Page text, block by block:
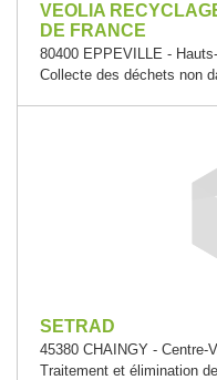
VEOLIA
DE FRANCE
80400 EPPEVILLE -
Collecte des déchets non
SETRAD
45380 CHAINGY - Centre-
Traitement et élimination